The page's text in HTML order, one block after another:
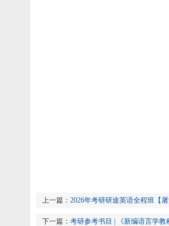
上一篇： 2026年考研研途英语全程班【屠
下一篇： 考研参考书目 | 《新编语言学教